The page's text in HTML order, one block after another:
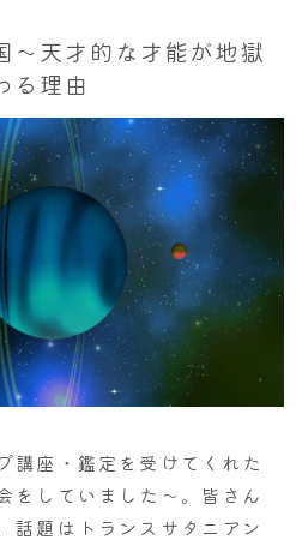
～天才的な才能が地獄
る理由
講座・鑑定を受けてくれた
をしていました～。皆さん
話題はトランスサタニアン